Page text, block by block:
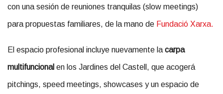
con una sesión de reuniones tranquilas (slow meetings)
para propuestas familiares, de la mano de Fundació Xarxa.
El espacio profesional incluye nuevamente la carpa
multifuncional en los Jardines del Castell, que acogerá
pitchings, speed meetings, showcases y un espacio de